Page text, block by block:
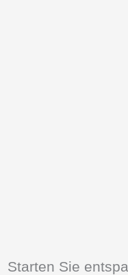
Starten Sie